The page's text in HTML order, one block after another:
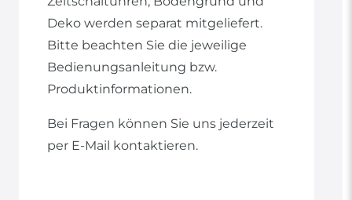
Deko werden separat mitgeliefert.
Bitte beachten Sie die jeweilige
Bedienungsanleitung bzw.
Produktinformationen.
Bei Fragen können Sie uns jederzeit
per E-Mail kontaktieren.